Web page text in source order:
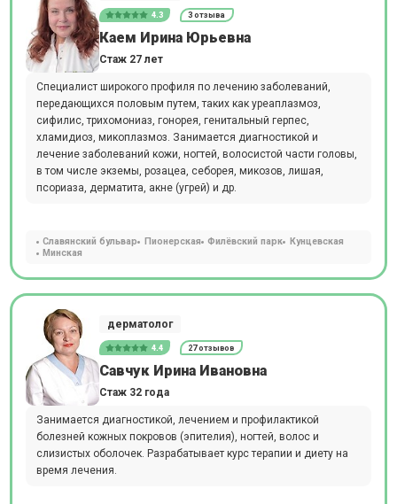
4.3 3 отзыва
Каем Ирина Юрьевна
Стаж 27 лет
Специалист широкого профиля по лечению заболеваний,
передающихся половым путем, таких как уреаплазмоз,
сифилис, трихомониаз, гонорея, генитальный герпес,
хламидиоз, микоплазмоз. Занимается диагностикой и
лечение заболеваний кожи, ногтей, волосистой части головы,
в том числе экземы, розацеа, себорея, микозов, лишая,
псориаза, дерматита, акне (угрей) и др.
Славянский бульвар Пионерская Филёвский парк
Кунцевская
Минская
дерматолог
4.4 27 отзывов
Савчук Ирина Ивановна
Стаж 32 года
Занимается диагностикой, лечением и профилактикой
болезней кожных покровов (эпителия), ногтей, волос и
слизистых оболочек. Разрабатывает курс терапии и диету на
время лечения.